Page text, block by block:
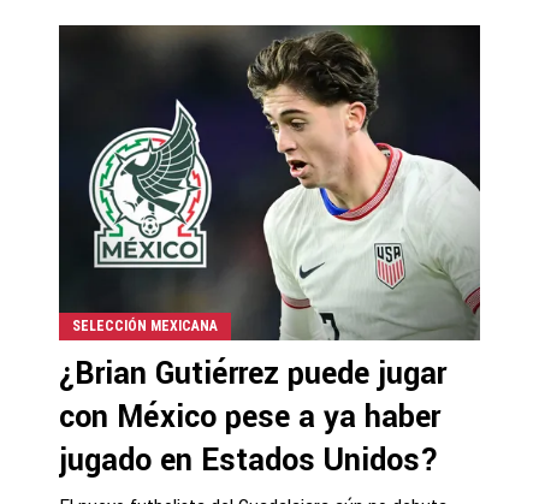
SELECCIÓN MEXICANA
¿Brian Gutiérrez puede jugar
con México pese a ya haber
jugado en Estados Unidos?